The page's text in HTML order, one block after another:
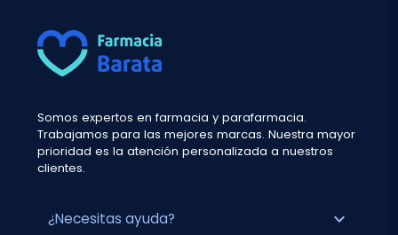
Somos expertos en farmacia y parafarmacia.
Trabajamos para las mejores marcas. Nuestra mayor
prioridad es la atención personalizada a nuestros
clientes.
¿Necesitas ayuda? expand_more